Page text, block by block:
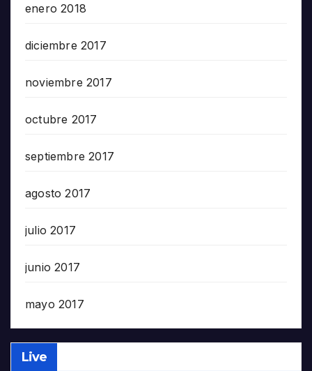
enero 2018
diciembre 2017
noviembre 2017
octubre 2017
septiembre 2017
agosto 2017
julio 2017
junio 2017
mayo 2017
Live